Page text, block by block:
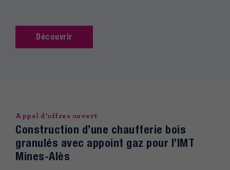
Découvrir
Appel d'offres ouvert
Construction d’une chaufferie bois
granulés avec appoint gaz pour l’IMT
Mines-Alès